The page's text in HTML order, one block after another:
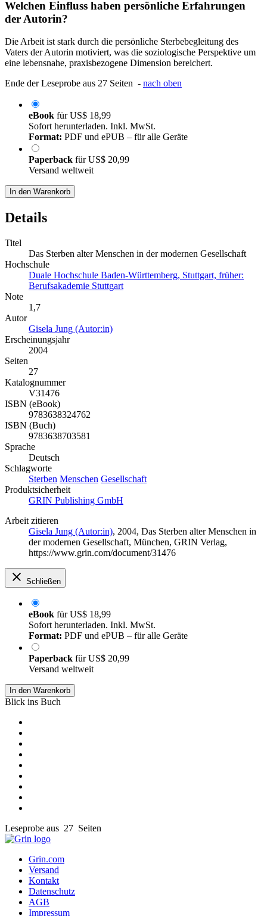
Welchen Einfluss haben persönliche Erfahrungen
der Autorin?
Die Arbeit ist stark durch die persönliche Sterbebegleitung des
Vaters der Autorin motiviert, was die soziologische Perspektive um
eine lebensnahe, praxisbezogene Dimension bereichert.
Ende der Leseprobe aus 27 Seiten - nach oben
eBook fürUS$ 18,99
Sofort herunterladen. Inkl. MwSt.
Format: PDF und ePUB – für alle Geräte
Paperback fürUS$ 20,99
Versand weltweit
In den Warenkorb
Details
Titel
Das Sterben alter Menschen in der modernen Gesellschaft
Hochschule
Duale Hochschule Baden-Württemberg, Stuttgart, früher:
Berufsakademie Stuttgart
Note
1,7
Autor
Gisela Jung (Autor:in)
Erscheinungsjahr
2004
Seiten
27
Katalognummer
V31476
ISBN (eBook)
9783638324762
ISBN (Buch)
9783638703581
Sprache
Deutsch
Schlagworte
Sterben Menschen Gesellschaft
Produktsicherheit
GRIN Publishing GmbH
Arbeit zitieren
Gisela Jung (Autor:in), 2004, Das Sterben alter Menschen in
der modernen Gesellschaft, München, GRIN Verlag,
https://www.grin.com/document/31476
Schließen
eBook fürUS$ 18,99
Sofort herunterladen. Inkl. MwSt.
Format: PDF und ePUB – für alle Geräte
Paperback fürUS$ 20,99
Versand weltweit
In den Warenkorb
Blick ins Buch